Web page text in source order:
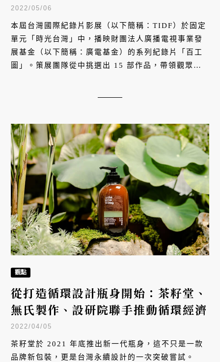
2022/05/06
本屆台灣國際紀錄片影展（以下簡稱：TIDF）於固定
單元「時光台灣」中，播映財團法人廣播電視事業發
展基金（以下簡稱：廣電基金）的系列紀錄片「百工
圖」。策展團隊從中挑選出 15 部作品，帶領觀眾看
觀點
從打造循環設計瓶身開始：茶籽堂、
無氏製作、設研院聯手推動循環經濟
2022/04/05
茶籽堂於 2021 年底推出新一代瓶身，這不只是一款
品牌新包裝，更是台灣永續設計的一次突破嘗試。